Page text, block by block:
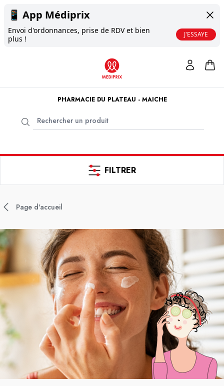
📱 App Médiprix
Envoi d'ordonnances, prise de RDV et bien
plus !
J'ESSAYE
PHARMACIE DU PLATEAU - MAICHE
FILTRER
Page d'accueil